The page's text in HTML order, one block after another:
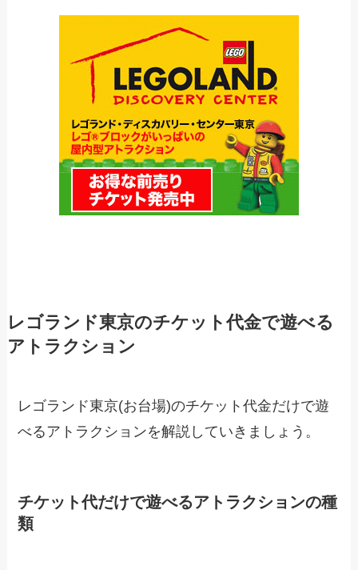
レゴランド東京のチケット代金で遊べる
アトラクション
レゴランド東京(お台場)のチケット代金だけで遊
べるアトラクションを解説していきましょう。
チケット代だけで遊べるアトラクションの種
類